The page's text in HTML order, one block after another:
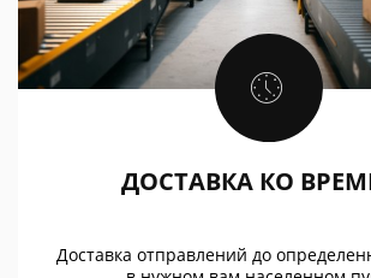
ДОСТАВКА КО
Доставка отправлений до